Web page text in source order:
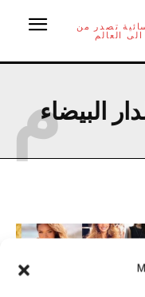
تصدر من
العالم
البيضاءم